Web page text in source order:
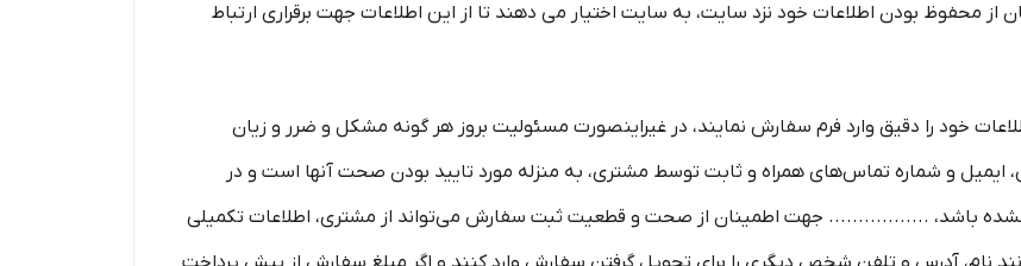
از محفوظ بودن اطلاعات خود نزد سایت، به سایت اختیار می دهند تا از این اطلاعات جهت برقراری ارتباط
خود را دقیق وارد فرم سفارش نمایند، در غیراینصورت مسئولیت بروز هر گونه مشکل و ضرر و زیان
ایمیل و شماره تماس‌های همراه و ثابت توسط مشتری، به منزله مورد تایید بودن صحت آنها است و در
باشد، ................. جهت اطمینان از صحت و قطعیت ثبت سفارش می‌تواند از مشتری، اطلاعات تکمیلی